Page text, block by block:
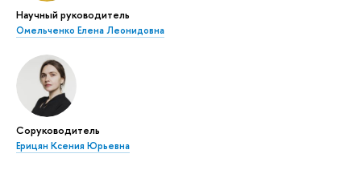
Научный руководитель
Омельченко Елена Леонидовна
Соруководитель
Ерицян Ксения Юрьевна